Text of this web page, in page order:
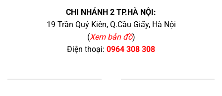
CHI NHÁNH 2 TP.HÀ NỘI:
19 Trần Quý Kiên, Q.Cầu Giấy, Hà Nội
(Xem bản đồ)
Điện thoại: 0964 308 308